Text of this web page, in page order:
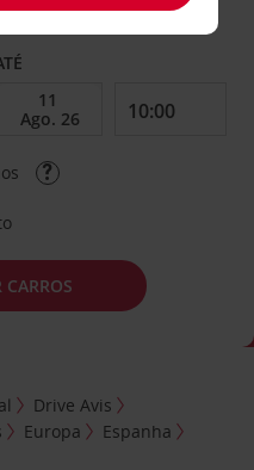
diferente
CARROS
Drive Avis
Europa
Espanha